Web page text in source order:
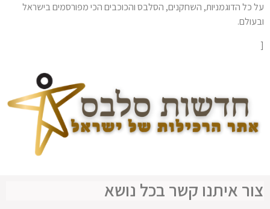
על כל הדוגמניות, השחקנים, הסלבס והכוכבים הכי מפורסמים בישראל
ובעולם.
[
צור איתנו קשר בכל נושא